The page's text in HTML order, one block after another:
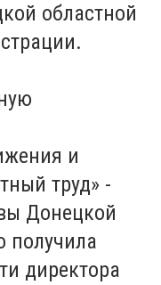
областной
и
труд» -
Донецкой
получила
директора